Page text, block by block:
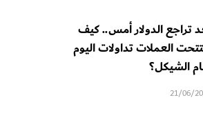
تراجع الدولار أمس.. كيف
العملات تداولات اليوم
الشيكل؟
21/06/